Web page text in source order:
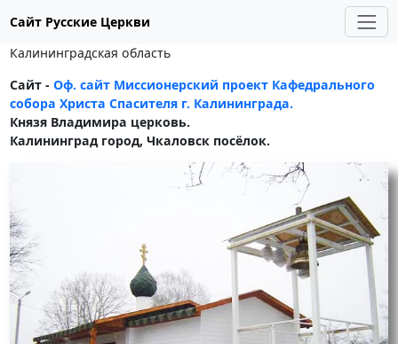
Сайт Русские Церкви
Калининградская область
Сайт - Оф. сайт Миссионерский проект Кафедрального
собора Христа Спасителя г. Калининграда.
Князя Владимира церковь.
Калининград город, Чкаловск посёлок.